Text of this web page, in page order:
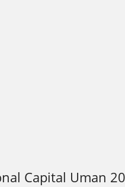
Capital Uman